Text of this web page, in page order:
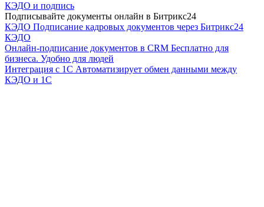
КЭДО и подпись
Подписывайте документы онлайн в Битрикс24
КЭДО Подписание кадровых документов через Битрикс24
КЭДО
Онлайн-подписание документов в CRM Бесплатно для
бизнеса. Удобно для людей
Интеграция с 1С Автоматизирует обмен данными между
КЭДО и 1С